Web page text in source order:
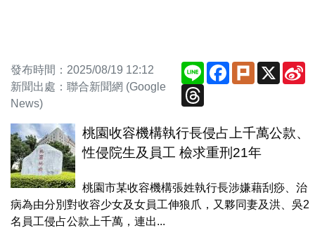
發布時間：2025/08/19 12:12
新聞出處：聯合新聞網 (Google
News)
Line Facebook
PlurkX
Threads
桃園收容機構執行長侵占上千萬公款、
性侵院生及員工 檢求重刑21年
桃園市某收容機構張姓執行長涉嫌藉刮痧、治
病為由分別對收容少女及女員工伸狼爪，又夥同妻及洪、吳2
名員工侵占公款上千萬，連出...